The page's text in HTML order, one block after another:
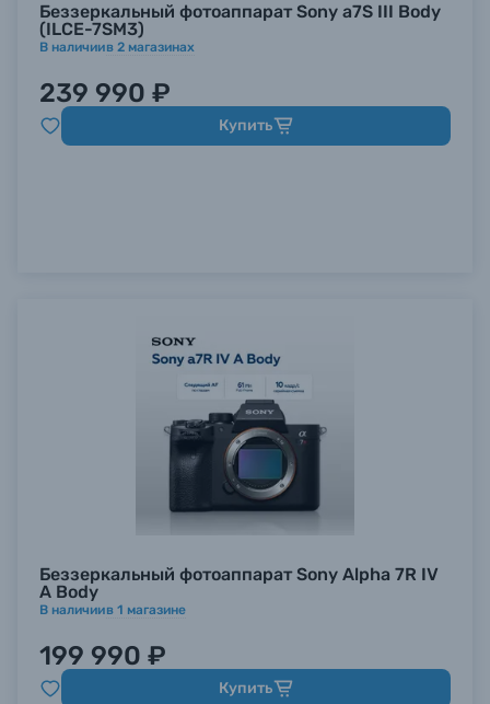
Беззеркальный фотоаппарат Sony a7S III Body
(ILCE-7SM3)
В наличиив 2 магазинах
239 990 ₽
Купить
Беззеркальный фотоаппарат Sony Alpha 7R IV
A Body
В наличиив 1 магазине
199 990 ₽
Купить